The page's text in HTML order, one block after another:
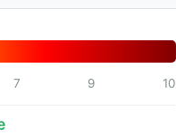
7 9 10